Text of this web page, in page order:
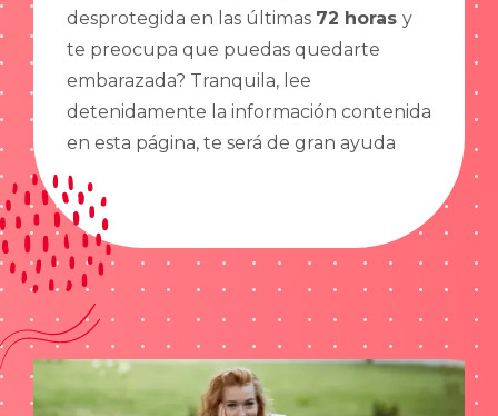
desprotegida en las últimas 72 horas y
te preocupa que puedas quedarte
embarazada? Tranquila, lee
detenidamente la información contenida
en esta página, te será de gran ayuda